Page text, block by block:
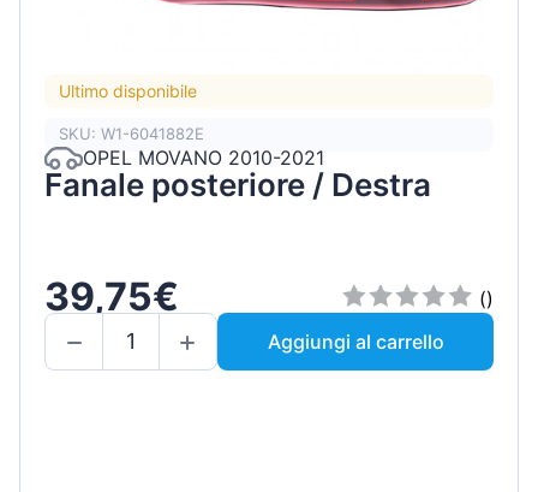
Ultimo disponibile
SKU: W1-6041882E
OPEL MOVANO 2010-2021
Fanale posteriore / Destra
39,75€
()
Aggiungi al carrello